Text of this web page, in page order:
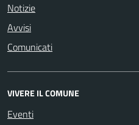
Notizie
Avvisi
Comunicati
VIVERE IL COMUNE
Eventi